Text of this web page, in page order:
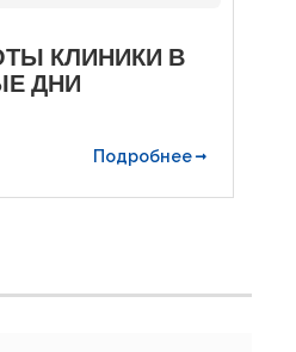
КЛИНИКИ В
ДНИ
Подробнее